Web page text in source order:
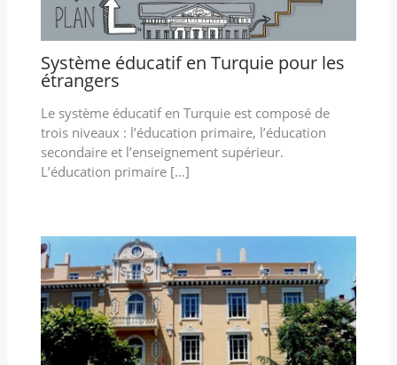
Système éducatif en Turquie pour les
étrangers
Le système éducatif en Turquie est composé de
trois niveaux : l’éducation primaire, l’éducation
secondaire et l’enseignement supérieur.
L’éducation primaire […]